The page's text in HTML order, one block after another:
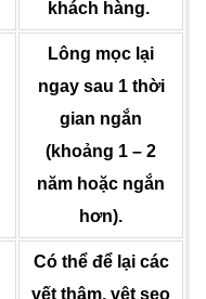
khách hàng.
Lông mọc lại
ngay sau 1 thời
gian ngắn
(khoảng 1 – 2
năm hoặc ngắn
hơn).
Có thể để lại các
vết thâm, vệt sẹo